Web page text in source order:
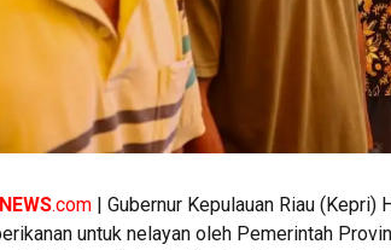
.com | Gubernur Kepulauan Riau (Kepri)
untuk nelayan oleh Pemerintah